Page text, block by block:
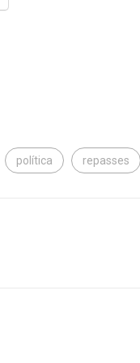
política repasses